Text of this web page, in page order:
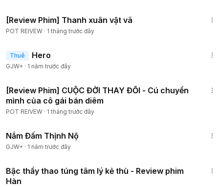
[Review Phim] Thanh xuân vật vã
POT REIVEW · 1 tháng trước đây
Thuê Hero
GJW+ · 1 năm trước đây
[Review Phim] CUỘC ĐỜI THAY ĐỔI - Cú chuyển
mình của cô gái bán diêm
POT REIVEW · 1 tháng trước đây
Nắm Đấm Thịnh Nộ
GJW+ · 1 năm trước đây
Bậc thầy thao túng tâm lý kẻ thù - Review phim
Hàn